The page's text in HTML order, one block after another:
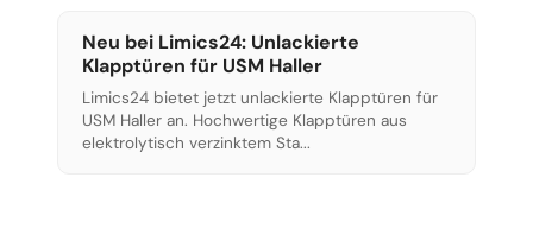
Neu bei Limics24: Unlackierte
Klapptüren für USM Haller
Limics24 bietet jetzt unlackierte Klapptüren für
USM Haller an. Hochwertige Klapptüren aus
elektrolytisch verzinktem Sta...